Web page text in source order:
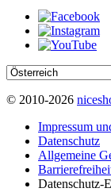
© 2010-2026
Impressum
Datenschutz
Allgemeine
Datenschutz-